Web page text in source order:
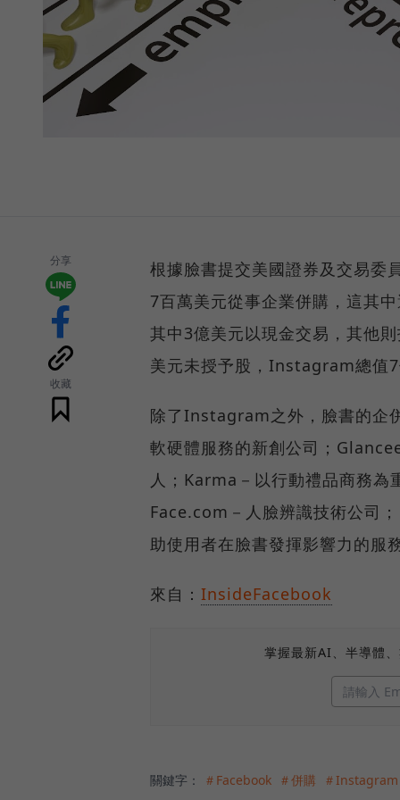
分享
收藏
根據臉書提交美國證券及交易委
7百萬美元從事企業併購，這其
其中3億美元以現金交易，其他
美元未授予股，Instagram總值
除了Instagram之外，臉書的企
軟硬體服務的新創公司；
人；Karma－以行動禮品商務
Face.com－人臉辨識技術公司
助使用者在臉書發揮影響力的服
來自： InsideFacebook
掌握最新AI、半導體
關鍵字： ＃Facebook ＃併購 ＃Instagram